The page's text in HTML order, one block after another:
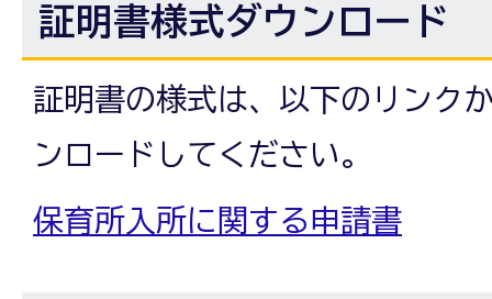
証明書様式ダウンロード
証明書の様式は、以下のリンク
ンロードしてください。
保育所入所に関する申請書